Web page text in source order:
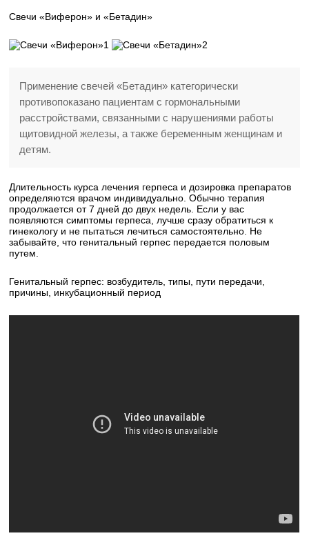
Свечи «Виферон» и «Бетадин»
1 2
Применение свечей «Бетадин» категорически
противопоказано пациентам с гормональными
расстройствами, связанными с нарушениями работы
щитовидной железы, а также беременным женщинам и
детям.
Длительность курса лечения герпеса и дозировка препаратов
определяются врачом индивидуально. Обычно терапия
продолжается от 7 дней до двух недель. Если у вас
появляются симптомы герпеса, лучше сразу обратиться к
гинекологу и не пытаться лечиться самостоятельно. Не
забывайте, что генитальный герпес передается половым
путем.
Генитальный герпес: возбудитель, типы, пути передачи,
причины, инкубационный период